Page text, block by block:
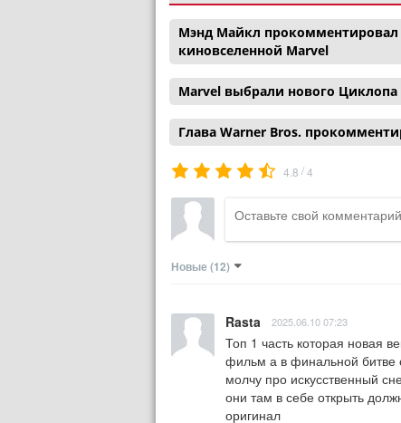
Мэнд Майкл
киновселенной Marvel
Marvel выбрали нового
Глава Warner Bros.
4.8 /4
Новые (12)
Rasta 2025.06.10 07:23
Топ 1 часть которая новая
фильм а в финальной битве
молчу про искусственный
они там в себе открыть
оригинал